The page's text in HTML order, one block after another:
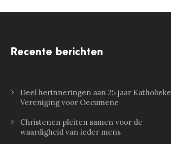
Recente berichten
Deel herinneringen aan 25 jaar Katholieke
Vereniging voor Oecumene
Christenen pleiten samen voor de
waardigheid van ieder mens